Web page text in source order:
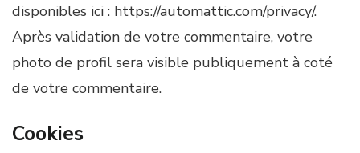
disponibles ici : https://automattic.com/privacy/.
Après validation de votre commentaire, votre
photo de profil sera visible publiquement à coté
de votre commentaire.
Cookies